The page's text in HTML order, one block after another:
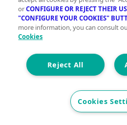
su estratégica ubicación y
con las principales ciudades del
cuenta con acceso directo a las
además de conexiones por tren
Oviedo, Gijón y Avilés.~~A
vivienda
Alimerka~Masymas
San José de Calasanz~IES
Llanera~Parque Cuno
municipal, escuelas de música
orCONFIGURE OR REJECT THEIR
"CONFIGURE YOUR COOKIES"
more information, you can consult
Cookies
Reject All
Cookies